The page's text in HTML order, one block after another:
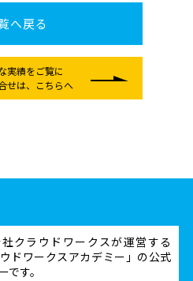
へ戻る
実績をご覧に
せは、こちらへ
クラウドワークスが運営する
ウドワークスアカデミー」の公式
です。